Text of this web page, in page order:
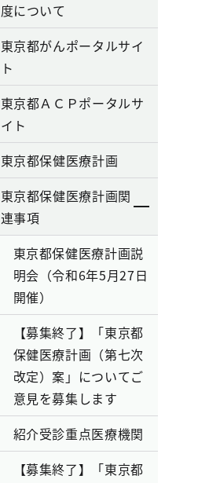
度について
東京都がんポータルサイ
ト
東京都ＡＣＰポータルサ
イト
東京都保健医療計画
東京都保健医療計画関
連事項
東京都保健医療計画説
明会（令和6年5月27日
開催）
【募集終了】「東京都
保健医療計画（第七次
改定）案」についてご
意見を募集します
紹介受診重点医療機関
【募集終了】「東京都